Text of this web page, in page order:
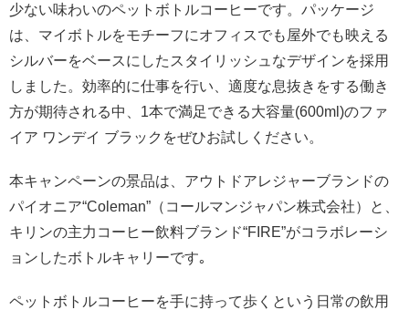
少ない味わいのペットボトルコーヒーです。パッケージ
は、マイボトルをモチーフにオフィスでも屋外でも映える
シルバーをベースにしたスタイリッシュなデザインを採用
しました。効率的に仕事を行い、適度な息抜きをする働き
方が期待される中、1本で満足できる大容量(600ml)のファ
イア ワンデイ ブラックをぜひお試しください。
本キャンペーンの景品は、アウトドアレジャーブランドの
パイオニア“Coleman”（コールマンジャパン株式会社）と、
キリンの主力コーヒー飲料ブランド“FIRE”がコラボレーシ
ョンしたボトルキャリーです｡
ペットボトルコーヒーを手に持って歩くという日常の飲用